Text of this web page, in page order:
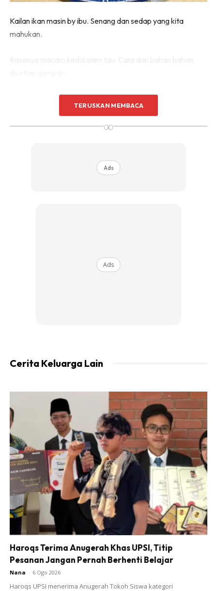
Kailan ikan masin by ibu. Senang dan sedap yang kita
mahukan.
Step 1 : Goreng ikan masin dulu ye. Garingkan
TERUSKAN MEMBACA
∞
Ads
Ads
Cerita Keluarga Lain
Haroqs Terima Anugerah Khas UPSI, Titip
Pesanan Jangan Pernah Berhenti Belajar
Nana - 6 Ogo 2026
Haroqs UPSI menerima Anugerah Tokoh Siswa kategori